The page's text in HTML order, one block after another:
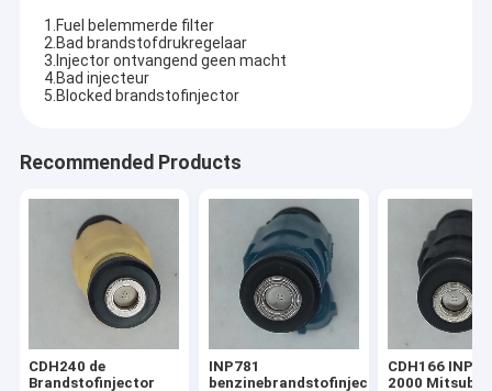
1.Fuel belemmerde filter
2.Bad brandstofdrukregelaar
3.Injector ontvangend geen macht
4.Bad injecteur
5.Blocked brandstofinjector
Recommended Products
CDH240 de
Brandstofinjector
INP781
benzinebrandstofinjector
CDH166
2000